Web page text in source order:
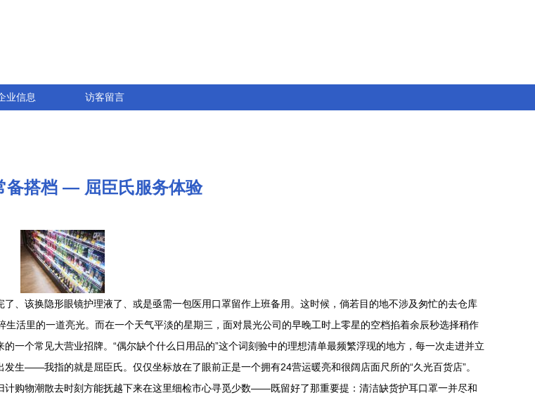
业信息 访客留言
备搭档 — 屈臣氏服务体验
、该换隐形眼镜护理液了、或是亟需一包医用口罩留作上班备用。这时候，倘若目的地不涉及匆忙的去仓库
活里的一道亮光。而在一个天气平淡的星期三，面对晨光公司的早晚工时上零星的空档掐着余辰秒选择稍作
个常见大营业招牌。“偶尔缺个什么日用品的”这个词刻验中的理想清单最频繁浮现的地方，每一次走进并立
生——我指的就是屈臣氏。仅仅坐标放在了眼前正是一个拥有24营运暖亮和很阔店面尺所的“久光百货店”。
购物潮散去时刻方能抚越下来在这里细检市心寻觅少数——既留好了那重要提：清洁缺货护耳口罩一并尽和